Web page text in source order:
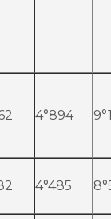
4°894
4°485